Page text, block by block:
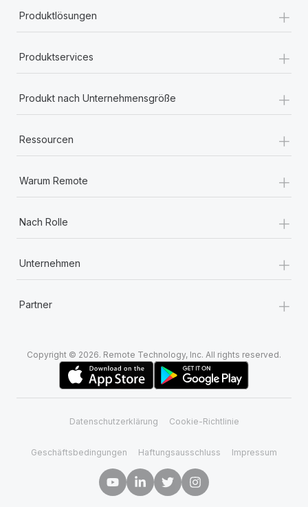
Produktlösungen +
Produktservices +
Produkt nach Unternehmensgröße +
Ressourcen +
Warum Remote +
Nach Rolle +
Unternehmen +
Partner +
Copyright © 2026. Remote Technology, Inc. All rights reserved.
Datenschutzerklärung Cookie-Richtlinie
Geschäftsbedingungen Haftungsausschluss Impressum